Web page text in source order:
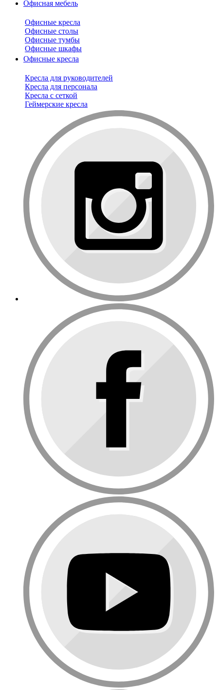
Офисная мебель
Офисные кресла
Офисные столы
Офисные тумбы
Офисные шкафы
Офисные кресла
Кресла для руководителей
Кресла для персонала
Кресла с сеткой
Геймерские кресла